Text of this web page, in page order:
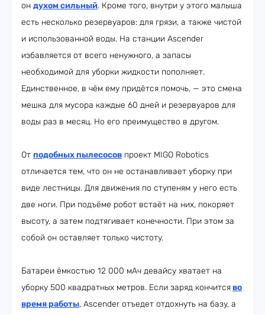
он духом сильный. Кроме того, внутри у этого малыша
есть несколько резервуаров: для грязи, а также чистой
и использованной воды. На станции Ascender
избавляется от всего ненужного, а запасы
необходимой для уборки жидкости пополняет.
Единственное, в чём ему придётся помочь, — это смена
мешка для мусора каждые 60 дней и резервуаров для
воды раз в месяц. Но его преимущество в другом.
От подобных пылесосов проект MIGO Robotics
отличается тем, что он не останавливает уборку при
виде лестницы. Для движения по ступеням у него есть
две ноги. При подъёме робот встаёт на них, покоряет
высоту, а затем подтягивает конечности. При этом за
собой он оставляет только чистоту.
Батареи ёмкостью 12 000 мАч девайсу хватает на
уборку 500 квадратных метров. Если заряд кончитсяво
время работы, Ascender отъедет отдохнуть на базу, а